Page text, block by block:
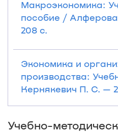
Макроэкономика:
пособие /
208 с.
Экономика и
производства:
Кернякевич П. С. —
Учебно-